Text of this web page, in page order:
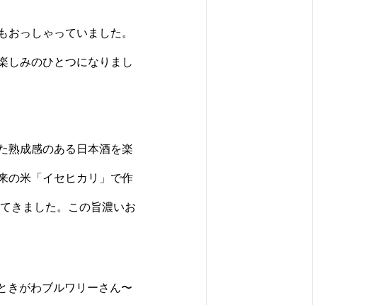
おっしゃっていました。
しみのひとつになりまし
熟成感のある日本酒を楽
の米「イセヒカリ」で作
きました。この旨濃いお
きがわブルワリーさん〜